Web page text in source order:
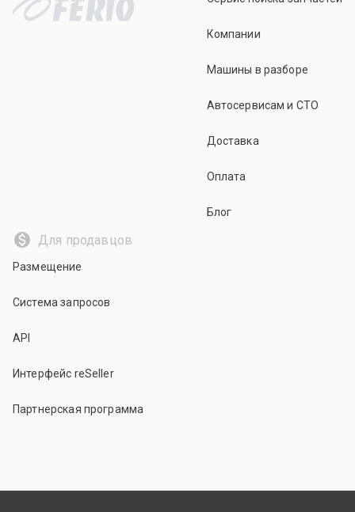
Компании
Машины в разборе
Автосервисам и СТО
Доставка
Оплата
Блог
Для продавцов
Размещение
Система запросов
API
Интерфейс reSeller
Партнерская программа